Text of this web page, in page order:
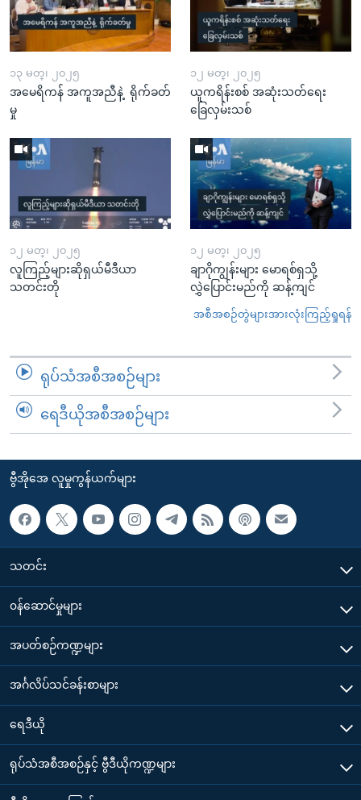
၁၃ မတ္၊ ၂၀၂၅
အမေရိကန် အကူအညီနဲ့ ရိုက်ခတ်
မှု
၁၂ မတ္၊ ၂၀၂၅
ယူကရိန်းစစ် အဆုံးသတ်ရေး
ခြေလှမ်းသစ်
၁၂ မတ္၊ ၂၀၂၅
လူကြည့်များဆိုရှယ်မီဒီယာ
သတင်းတို
၁၂ မတ္၊ ၂၀၂၅
ချာဂိုကျွန်းများ မောရစ်ရှသို့
လွှဲပြောင်းမည်ကို ဆန့်ကျင်
အစီအစဉ်တွဲများအားလုံးကြည့်ရှုရန်
ရုပ်သံအစီအစဉ်များ
ရေဒီယိုအစီအစဉ်များ
ဗွီအိုအေ လူမှုကွန်ယက်များ
သတင်း
၀န်ဆောင်မှုများ
အပတ်စဉ်ကဏ္ဍများ
အင်္ဂလိပ်သင်ခန်းစာများ
ရေဒီယို
ရုပ်သံအစီအစဉ်နှင့် ဗွီဒီယိုကဏ္ဍများ